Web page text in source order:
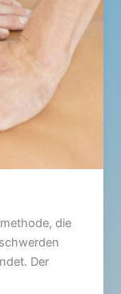
die
Der